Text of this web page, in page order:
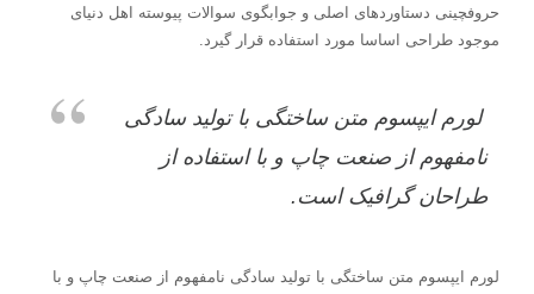
حروفچینی دستاوردهای اصلی و جوابگوی سوالات پیوسته اهل دنیای
موجود طراحی اساسا مورد استفاده قرار گیرد.
لورم ایپسوم متن ساختگی با تولید سادگی
نامفهوم از صنعت چاپ و با استفاده از
طراحان گرافیک است.
لورم ایپسوم متن ساختگی با تولید سادگی نامفهوم از صنعت چاپ و با